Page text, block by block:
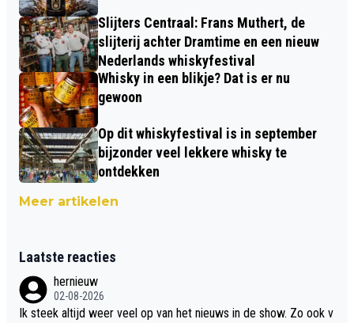
Slijters Centraal: Frans Muthert, de
slijterij achter Dramtime en een nieuw
Nederlands whiskyfestival
Whisky in een blikje? Dat is er nu
gewoon
Op dit whiskyfestival is in september
bijzonder veel lekkere whisky te
ontdekken
Meer artikelen
Laatste reacties
hernieuw
02-08-2026
Ik steek altijd weer veel op van het nieuws in de show. Zo ook v